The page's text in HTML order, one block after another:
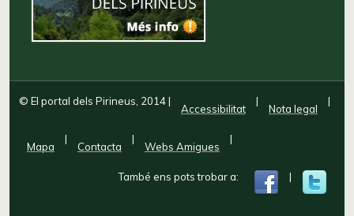
© El portal dels Pirineus, 2014|
Accessibilitat
|
Nota legal
|
Mapa
|
Contacta
|
Webs Amigues
|
També ens pots trobar a: |